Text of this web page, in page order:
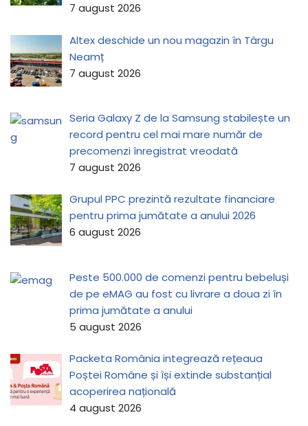
7 august 2026
Altex deschide un nou magazin în Târgu
Neamț
7 august 2026
Seria Galaxy Z de la Samsung stabilește un
record pentru cel mai mare număr de
precomenzi înregistrat vreodată
7 august 2026
Grupul PPC prezintă rezultate financiare
pentru prima jumătate a anului 2026
6 august 2026
Peste 500.000 de comenzi pentru bebeluși
de pe eMAG au fost cu livrare a doua zi în
prima jumătate a anului
5 august 2026
Packeta România integrează rețeaua
Poștei Române și își extinde substanțial
acoperirea națională
4 august 2026